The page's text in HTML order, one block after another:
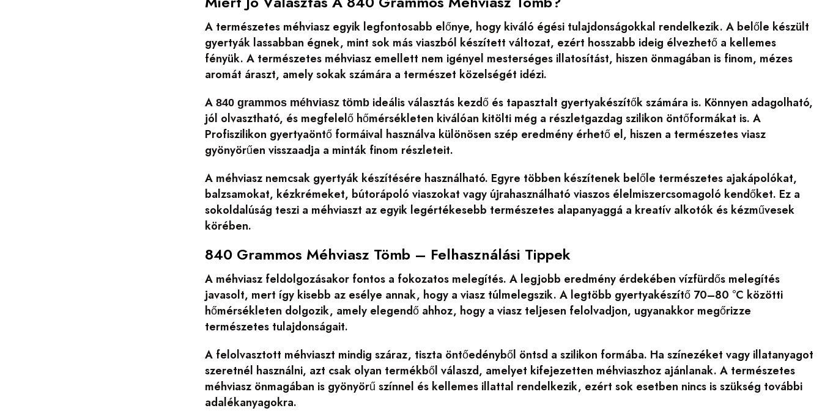
A természetes méhviasz egyik legfontosabb előnye, hogy kiváló égési tulajdonságokkal rendelkezik. A belőle készült
gyertyák lassabban égnek, mint sok más viaszból készített változat, ezért hosszabb ideig élvezhető a kellemes
fényük. A természetes méhviasz emellett nem igényel mesterséges illatosítást, hiszen önmagában is finom, mézes
aromát áraszt, amely sokak számára a természet közelségét idézi.
A840 grammos méhviasz tömb ideális választás kezdő és tapasztalt gyertyakészítők számára is. Könnyen adagolható,
jól olvasztható, és megfelelő hőmérsékleten kiválóan kitölti még a részletgazdag szilikon öntőformákat is. A
Profiszilikon gyertyaöntő formáival használva különösen szép eredmény érhető el, hiszen a természetes viasz
gyönyörűen visszaadja a minták finom részleteit.
A méhviasz nemcsak gyertyák készítésére használható. Egyre többen készítenek belőle természetes ajakápolókat,
balzsamokat, kézkrémeket, bútorápoló viaszokat vagy újrahasználható viaszos élelmiszercsomagoló kendőket. Ez a
sokoldalúság teszi a méhviaszt az egyik legértékesebb természetes alapanyaggá a kreatív alkotók és kézművesek
körében.
840 Grammos Méhviasz Tömb – Felhasználási Tippek
A méhviasz feldolgozásakor fontos a fokozatos melegítés. A legjobb eredmény érdekében vízfürdős melegítés
javasolt, mert így kisebb az esélye annak, hogy a viasz túlmelegszik. A legtöbb gyertyakészítő 70–80 °C közötti
hőmérsékleten dolgozik, amely elegendő ahhoz, hogy a viasz teljesen felolvadjon, ugyanakkor megőrizze
természetes tulajdonságait.
A felolvasztott méhviaszt mindig száraz, tiszta öntőedényből öntsd a szilikon formába. Ha színezéket vagy illatanyagot
szeretnél használni, azt csak olyan termékből válaszd, amelyet kifejezetten méhviaszhoz ajánlanak. A természetes
méhviasz önmagában is gyönyörű színnel és kellemes illattal rendelkezik, ezért sok esetben nincs is szükség további
adalékanyagokra.